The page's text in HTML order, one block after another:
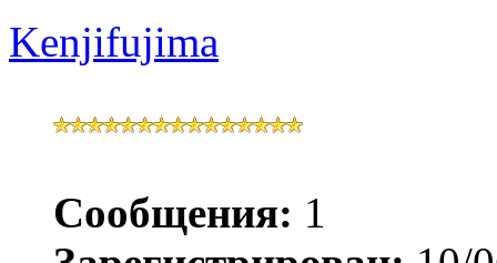
Kenjifujima
Сообщения: 1